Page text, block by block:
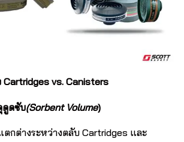
Cartridges vs. Canisters
ดซับ(Sorbent Volume)
กต่างระหว่างตลับ Cartridges และ